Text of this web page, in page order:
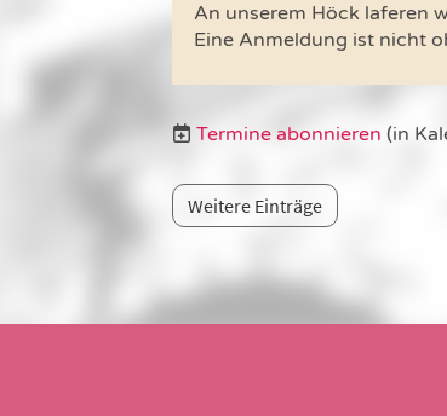
An unserem Höck laferen
Eine Anmeldung ist nicht
Termine abonnieren (in
Weitere Einträge